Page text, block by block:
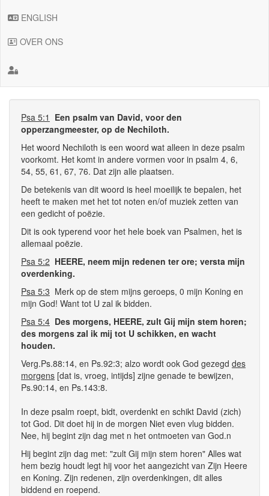
ENGLISH
OVER ONS
Psa 5:1 Een psalm van David, voor den
opperzangmeester, op de Nechiloth.
Het woord Nechiloth is een woord wat alleen in deze psalm
voorkomt. Het komt in andere vormen voor in psalm 4, 6,
54, 55, 61, 67, 76. Dat zijn alle plaatsen.
De betekenis van dit woord is heel moeilijk te bepalen, het
heeft te maken met het tot noten en/of muziek zetten van
een gedicht of poëzie.
Dit is ook typerend voor het hele boek van Psalmen, het is
allemaal poëzie.
Psa 5:2 HEERE, neem mijn redenen ter ore; versta mijn
overdenking.
Psa 5:3 Merk op de stem mijns geroeps, 0 mijn Koning en
mijn God! Want tot U zal ik bidden.
Psa 5:4 Des morgens, HEERE, zult Gij mijn stem horen;
des morgens zal ik mij tot U schikken, en wacht
houden.
Verg.Ps.88:14, en Ps.92:3; alzo wordt ook God gezegd des
morgens [dat is, vroeg, intijds] zijne genade te bewijzen,
Ps.90:14, en Ps.143:8.
In deze psalm roept, bidt, overdenkt en schikt David (zich)
tot God. Dit doet hij in de morgen Niet even vlug bidden.
Nee, hij begint zijn dag met n het ontmoeten van God.n
Hij begint zijn dag met: "zult Gij mijn stem horen" Alles wat
hem bezig houdt legt hij voor het aangezicht van Zijn Heere
en Koning. Zijn redenen, zijn overdenkingen, dit alles
biddend en roepend.